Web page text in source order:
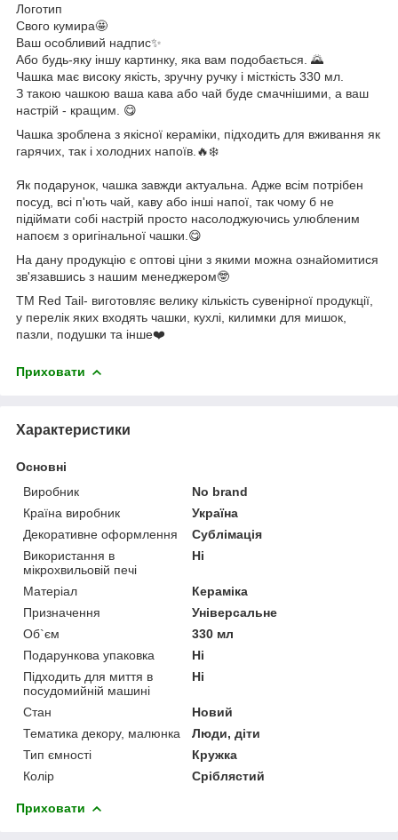
Логотип
Свого кумира🤩
Ваш особливий надпис✨
Або будь-яку іншу картинку, яка вам подобається. 🌄
Чашка має високу якість, зручну ручку і місткість 330 мл.
З такою чашкою ваша кава або чай буде смачнішими, а ваш
настрій - кращим. 😋
Чашка зроблена з якісної кераміки, підходить для вживання як
гарячих, так і холодних напоїв.🔥❄️
Як подарунок, чашка завжди актуальна. Адже всім потрібен
посуд, всі п'ють чай, каву або інші напої, так чому б не
підіймати собі настрій просто насолоджуючись улюбленим
напоєм з оригінальної чашки.😋
На дану продукцію є оптові ціни з якими можна ознайомитися
зв'язавшись з нашим менеджером🤓
ТМ Red Tail- виготовляє велику кількість сувенірної продукції,
у перелік яких входять чашки, кухлі, килимки для мишок,
пазли, подушки та інше❤️
Приховати
Характеристики
Основні
Виробник
No brand
Країна виробник
Україна
Декоративне оформлення
Сублімація
Використання в
мікрохвильовій печі
Ні
Матеріал
Кераміка
Призначення
Універсальне
Об`єм
330 мл
Подарункова упаковка
Ні
Підходить для миття в
посудомийній машині
Ні
Стан
Новий
Тематика декору, малюнка
Люди, діти
Тип ємності
Кружка
Колір
Сріблястий
Приховати